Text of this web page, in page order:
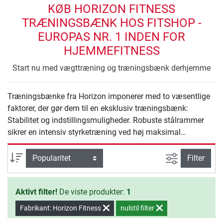
KØB HORIZON FITNESS
TRÆNINGSBÆNK HOS FITSHOP -
EUROPAS NR. 1 INDEN FOR
HJEMMEFITNESS
Start nu med vægttræning og træningsbænk derhjemme
Træningsbænke fra Horizon imponerer med to væsentlige
faktorer, der gør dem til en eksklusiv træningsbænk:
Stabilitet og indstillingsmuligheder. Robuste stålrammer
sikrer en intensiv styrketræning ved høj maksimal
belastning. Ryglæn og sæder er lette at indstille og giver
mulighed for optimal tilpasning af træningen til kroppens
fysik alt efter, størrelse og kropsbygning på personen, der
bruger træningsbænken.
sortering Avanceret
Filter
Aktivt filter! De viste produkter: 1
Fabrikant: Horizon Fitness nulstil filter